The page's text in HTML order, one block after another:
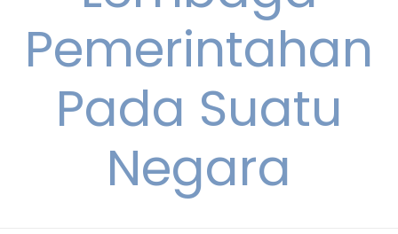
Pemerintahan
Pada Suatu
Negara